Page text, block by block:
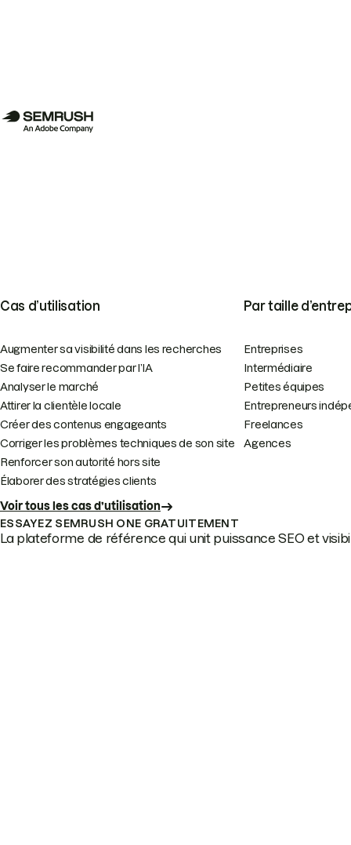
Cas d’utilisation
Augmenter sa visibilité dans les recherches
Se faire recommander par l’IA
Analyser le marché
Attirer la clientèle locale
Créer des contenus engageants
Corriger les problèmes techniques de son site
Renforcer son autorité hors site
Élaborer des stratégies clients
Voir tous les cas d’utilisation
Par taille
Entreprises
Intermédiaire
Petites équipes
Entrepreneurs
Freelances
Agences
ESSAYEZ SEMRUSH ONE GRATUITEMENT
La plateforme de référence qui unit puissance SEO et